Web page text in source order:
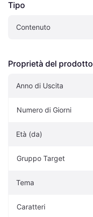
Tipo
Contenuto
Proprietà del prodotto
Anno di Uscita
Numero di Giorni
Età (da)
Gruppo Target
Tema
Caratteri